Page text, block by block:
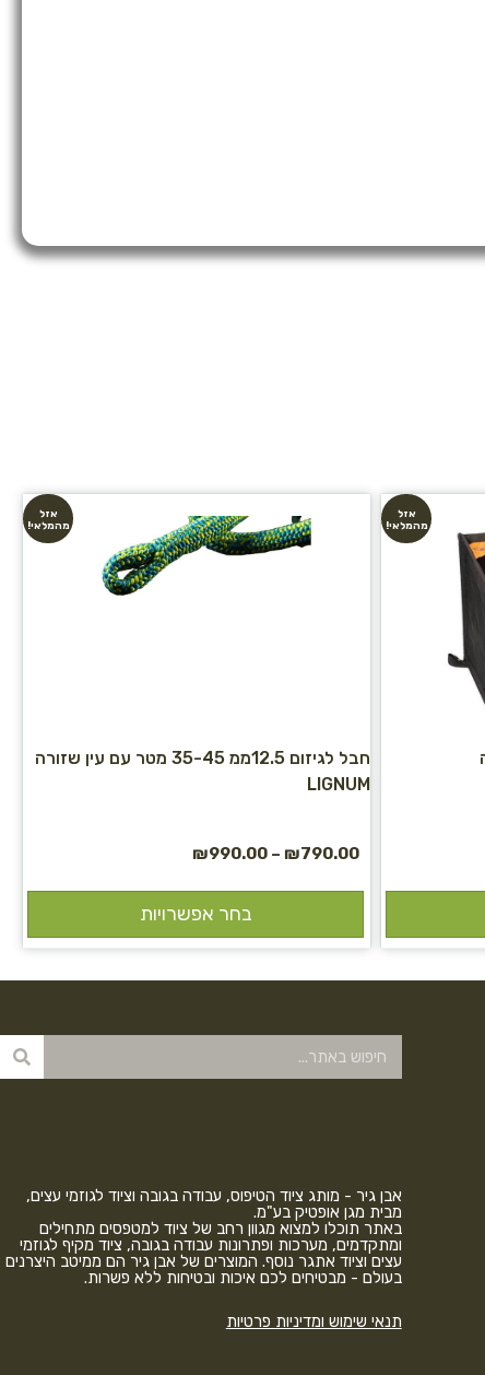
אזל
מהמלאי!
אזל
מהמלאי!
חבל לגיזום 12.5ממ 35-45 מטר עם עין שזורה
LIGNUM
₪790.00
–
₪990.00
בחר אפשרויות
אבן גיר - מותג ציוד הטיפוס, עבודה בגובה וציוד לגוזמי עצים,
מבית מגן אופטיק בע"מ.
באתר תוכלו למצוא מגוון רחב של ציוד למטפסים מתחילים
ומתקדמים, מערכות ופתרונות עבודה בגובה, ציוד מקיף לגוזמי
עצים וציוד אתגר נוסף. המוצרים של אבן גיר הם ממיטב היצרנים
בעולם - מבטיחים לכם איכות ובטיחות ללא פשרות.
תנאי שימוש ומדיניות פרטיות